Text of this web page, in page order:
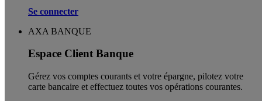
Se connecter
AXA BANQUE
Espace Client Banque
Gérez vos comptes courants et votre épargne, pilotez votre
carte bancaire et effectuez toutes vos opérations courantes.